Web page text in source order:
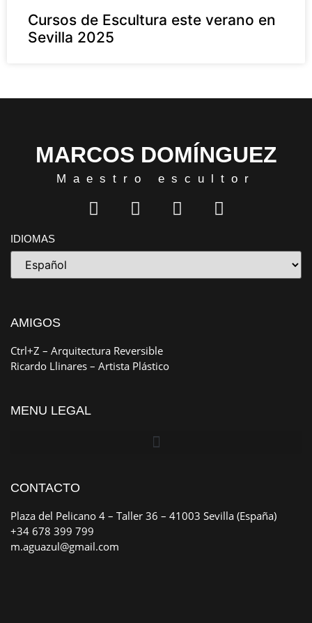
Cursos de Escultura este verano en
Sevilla 2025
MARCOS DOMÍNGUEZ
Maestro escultor
IDIOMAS
AMIGOS
Ctrl+Z – Arquitectura Reversible
Ricardo Llinares – Artista Plástico
MENU LEGAL
CONTACTO
Plaza del Pelicano 4 – Taller 36 – 41003 Sevilla (España)
+34 678 399 799
m.aguazul@gmail.com